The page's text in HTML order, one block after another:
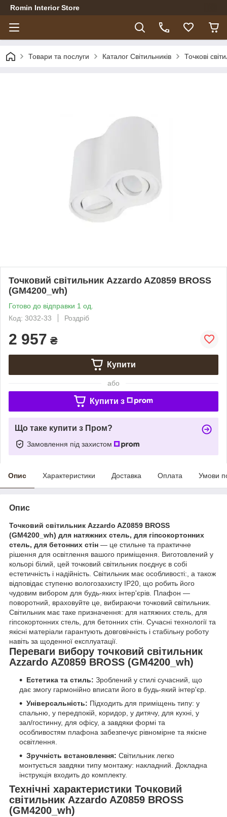
Romin Interior Store
Товари та послуги Каталог Світильників Точкові
Точковий світильник Azzardo AZ0859 BROSS
(GM4200_wh)
Готово до відправки 1 од.
Код: 3032-33
Роздріб
2 957 ₴
Купити
або
Купити з
Що таке купити з Пром?
Замовлення під захистом
Опис Характеристики Доставка Оплата Умови
Опис
Точковий світильник Azzardo AZ0859 BROSS
(GM4200_wh) для натяжних стель, для гіпсокортонних
стель, для бетонних стін — це стильне та практичне
рішення для освітлення вашого приміщення. Виготовлений у
кольорі білий, цей точковий світильник поєднує в собі
естетичність і надійність. Світильник має особливості:, а також
відповідає ступеню вологозахисту IP20, що робить його
чудовим вибором для будь-яких інтер'єрів. Плафон —
поворотний, враховуйте це, вибираючи точковий світильник.
Світильник має таке призначення: для натяжних стель, для
гіпсокортонних стель, для бетонних стін. Сучасні технології та
якісні матеріали гарантують довговічність і стабільну роботу
навіть за щоденної експлуатації.
Переваги вибору точковий світильник
Azzardo AZ0859 BROSS (GM4200_wh)
Естетика та стиль: Зроблений у стилі сучасний, що
дає змогу гармонійно вписати його в будь-який інтер'єр.
Універсальність: Підходить для приміщень типу: у
спальню, у передпокій, коридор, у дитячу, для кухні, у
зал/гостинну, для офісу, а завдяки формі та
особливостям плафона забезпечує рівномірне та якісне
освітлення.
Зручність встановлення: Світильник легко
монтується завдяки типу монтажу: накладний. Докладна
інструкція входить до комплекту.
Технічні характеристики Точковий
світильник Azzardo AZ0859 BROSS
(GM4200_wh)